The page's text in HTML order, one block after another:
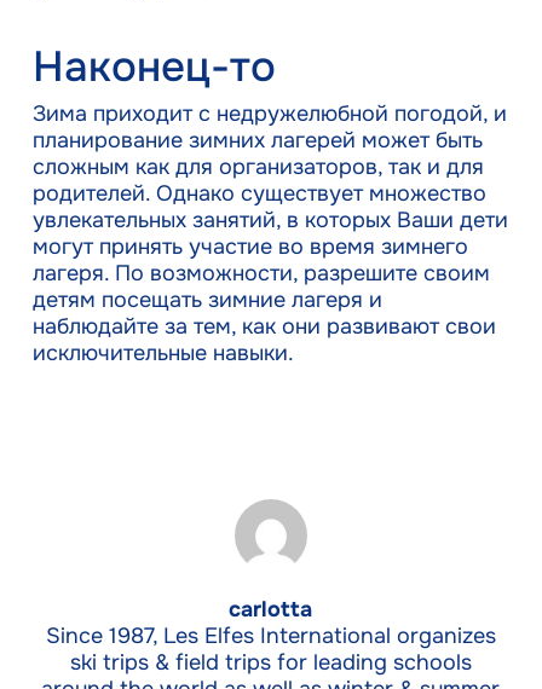
Наконец-то
Зима приходит с недружелюбной погодой, и
планирование зимних лагерей может быть
сложным как для организаторов, так и для
родителей. Однако существует множество
увлекательных занятий, в которых Ваши дети
могут принять участие во время зимнего
лагеря. По возможности, разрешите своим
детям посещать зимние лагеря и
наблюдайте за тем, как они развивают свои
исключительные навыки.
carlotta
Since 1987, Les Elfes International organizes
ski trips & field trips for leading schools